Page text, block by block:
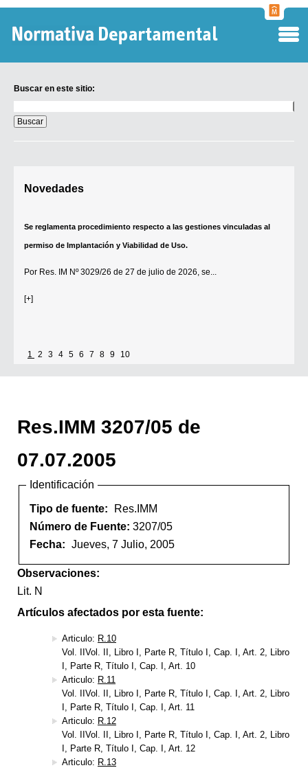
Buscar en este sitio:
en
este
sitio:
Novedades
Se reglamenta procedimiento respecto a las gestiones vinculadas al
permiso de Implantación y Viabilidad de Uso.
Por Res. IM Nº 3029/26 de 27 de julio de 2026, se...
[+]
1 2 3 4 5 6 7 8 9 10
Res.IMM 3207/05 de
07.07.2005
Identificación
Tipo de fuente:
Res.IMM
Número de Fuente: 3207/05
Fecha: Jueves, 7 Julio, 2005
Observaciones:
Lit. N
Artículos afectados por esta fuente:
Articulo: R.10
Vol. IIVol. II, Libro I, Parte R, Título I, Cap. I, Art. 2, Libro
I, Parte R, Título I, Cap. I, Art. 10
Articulo: R.11
Vol. IIVol. II, Libro I, Parte R, Título I, Cap. I, Art. 2, Libro
I, Parte R, Título I, Cap. I, Art. 11
Articulo: R.12
Vol. IIVol. II, Libro I, Parte R, Título I, Cap. I, Art. 2, Libro
I, Parte R, Título I, Cap. I, Art. 12
Articulo: R.13